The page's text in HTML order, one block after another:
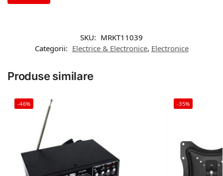
SKU: MRKT11039
Categorii: Electrice & Electronice, Electronice
Produse similare
-46% -35%